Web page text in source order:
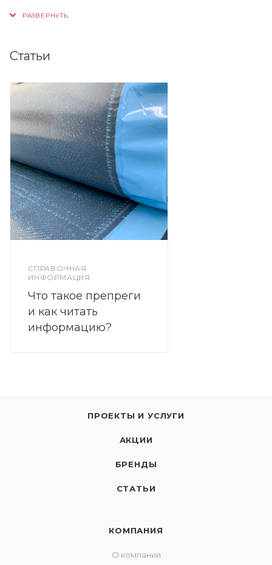
Статьи
СПРАВОЧНАЯ
ИНФОРМАЦИЯ
Что такое препреги
и как читать
информацию?
ПРОЕКТЫ И УСЛУГИ
АКЦИИ
БРЕНДЫ
СТАТЬИ
КОМПАНИЯ
О компании